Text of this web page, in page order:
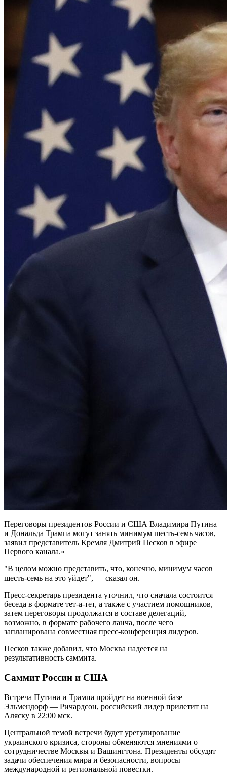
Переговоры президентов России и США Владимира Путина
и Дональда Трампа могут занять минимум шесть-семь часов,
заявил представитель Кремля Дмитрий Песков в эфире
Первого канала.«
"В целом можно представить, что, конечно, минимум часов
шесть-семь на это уйдет", — сказал он.
Пресс-секретарь президента уточнил, что сначала состоится
беседа в формате тет-а-тет, а также с участием помощников,
затем переговоры продолжатся в составе делегаций,
возможно, в формате рабочего ланча, после чего
запланирована совместная пресс-конференция лидеров.
Песков также добавил, что Москва надеется на
результативность саммита.
Саммит России и США
Встреча Путина и Трампа пройдет на военной базе
Эльмендорф — Ричардсон, российский лидер прилетит на
Аляску в 22:00 мск.
Центральной темой встречи будет урегулирование
украинского кризиса, стороны обменяются мнениями о
сотрудничестве Москвы и Вашингтона. Президенты обсудят
задачи обеспечения мира и безопасности, вопросы
международной и региональной повестки.